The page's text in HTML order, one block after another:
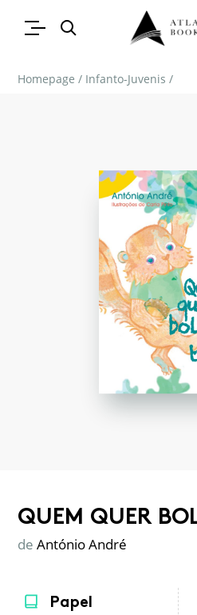
Homepage / Infanto-Juvenis /
QUEM QUER
de António André
Papel